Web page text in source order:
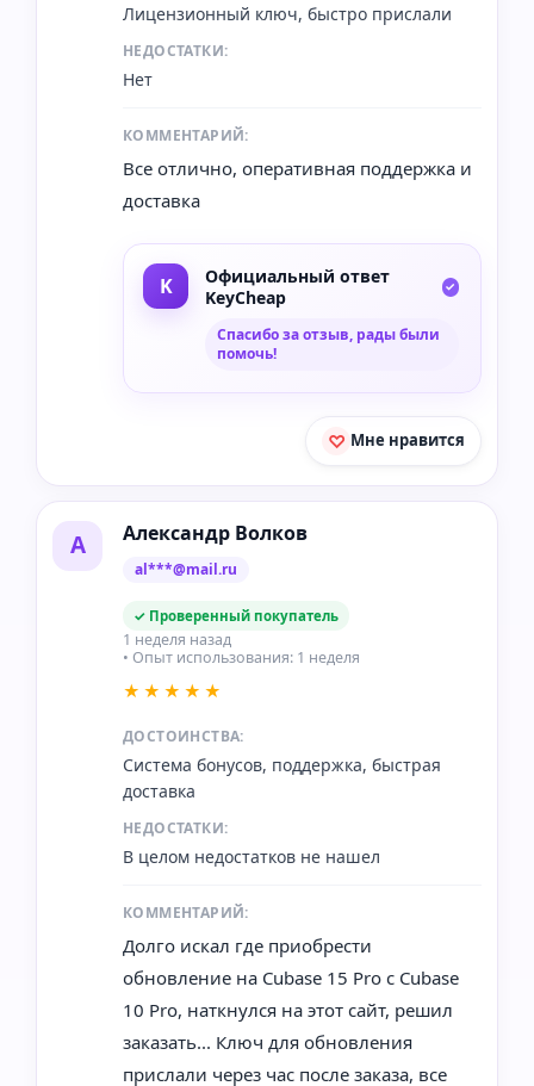
Лицензионный ключ, быстро прислали
НЕДОСТАТКИ:
Нет
КОММЕНТАРИЙ:
Все отлично, оперативная поддержка и
доставка
Официальный ответ
KeyCheap
Спасибо за отзыв, рады были
помочь!
Мне нравится
А Александр Волков
al***@mail.ru
✓ Проверенный покупатель
1 неделя назад
• Опыт использования: 1 неделя
★★★★★
ДОСТОИНСТВА:
Система бонусов, поддержка, быстрая
доставка
НЕДОСТАТКИ:
В целом недостатков не нашел
КОММЕНТАРИЙ:
Долго искал где приобрести
обновление на Cubase 15 Pro с Cubase
10 Pro, наткнулся на этот сайт, решил
заказать... Ключ для обновления
прислали через час после заказа, все